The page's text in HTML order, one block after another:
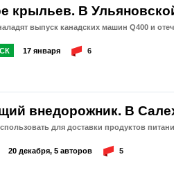
крыльев. В
выпуск канадских машин Q400 и
17 января 6
внедорожник. В
для доставки продуктов
20 декабря, 5 авторов 5